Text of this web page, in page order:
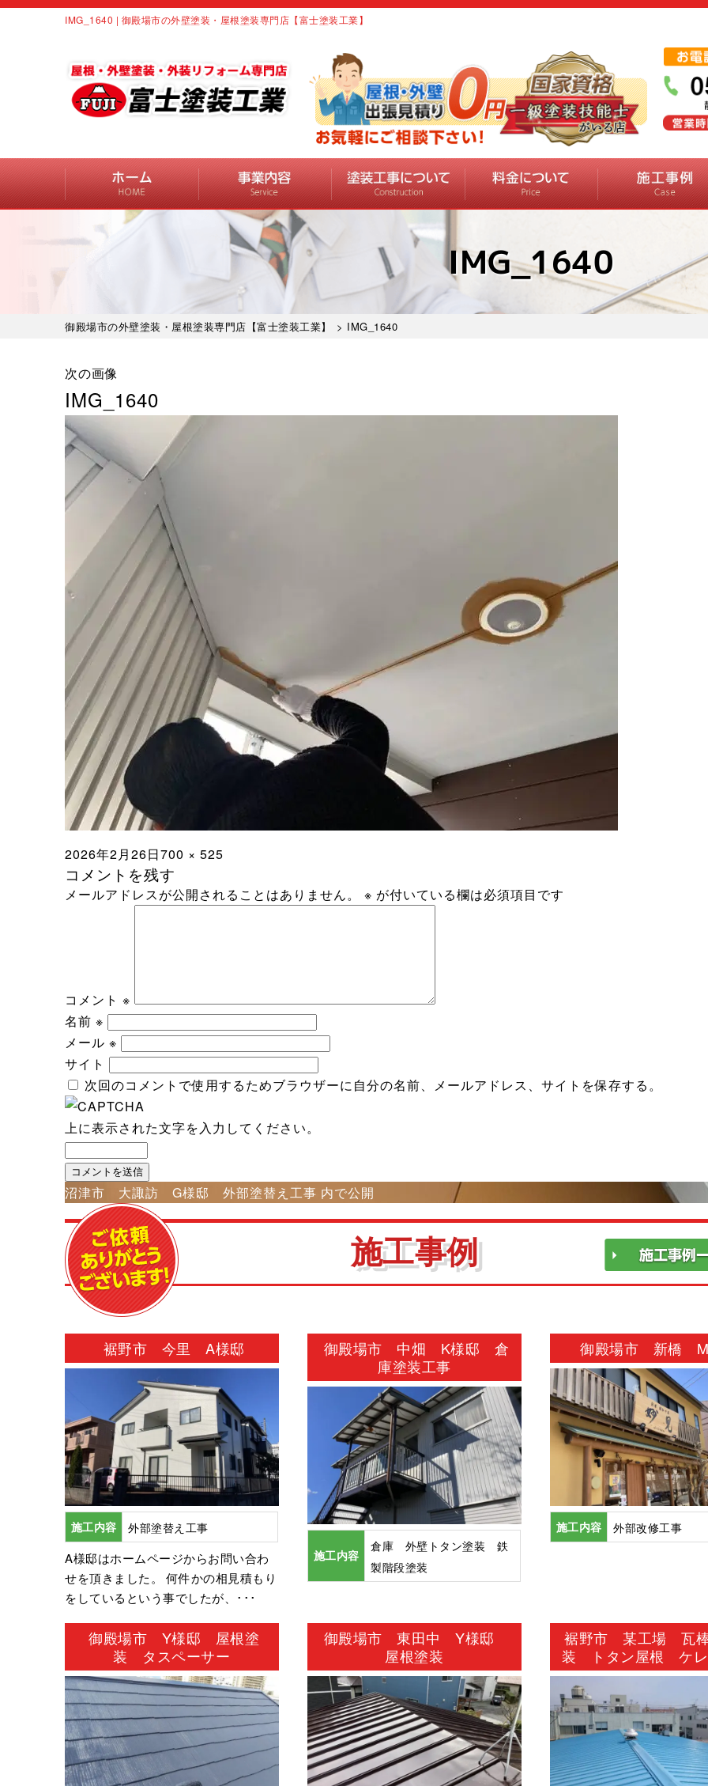
IMG_1640 | 御殿場市の外壁塗装・屋根塗装専門店【富士塗装工業】
IMG_1640
御殿場市の外壁塗装・屋根塗装専門店【富士塗装工業】 > IMG_1640
次の画像
IMG_1640
投
稿
日:
2026年2月26日フ
ル
サ
700 × 525
コメントを残す
メールアドレスが公開されることはありません。 ※ が付いている欄は必須項目です
コメント ※
名前 ※
メール ※
サイト
次回のコメントで使用するためブラウザーに自分の名前、メールアドレス、サイトを保存する。
上に表示された文字を入力してください。
投
稿
ナ
ビ
ゲ
シ
ョ
沼津市 大諏訪 G様邸 外部塗替え工事 内で公開
施工事例
裾野市 今里 A様邸
施工内容
外部塗替え工事
A様邸はホームページからお問い合わ
せを頂きました。 何件かの相見積もり
をしているという事でしたが、･･･
御殿場市 中畑 K様邸 倉
庫塗装工事
施工内容
倉庫 外壁トタン塗装 鉄
製階段塗装
御殿場市 新橋
施工内容 外部改修工事
御殿場市 Y様邸 屋根塗
装 タスペーサー
御殿場市 東田中 Y様邸
屋根塗装
裾野市 某工場 瓦
装 トタン屋根 ケレ